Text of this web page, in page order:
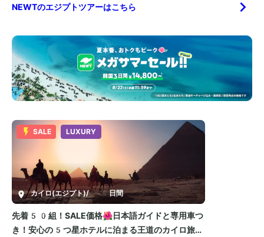
NEWTのエジプトツアーはこちら